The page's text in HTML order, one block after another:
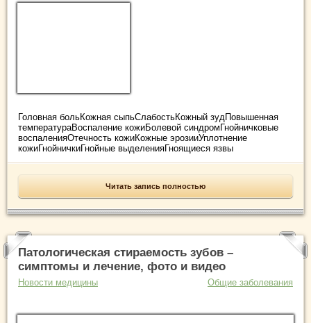
Головная больКожная сыпьСлабостьКожный зудПовышенная
температураВоспаление кожиБолевой синдромГнойничковые
воспаленияОтечность кожиКожные эрозииУплотнение
кожиГнойничкиГнойные выделенияГноящиеся язвы
Читать запись полностью
Патологическая стираемость зубов –
симптомы и лечение, фото и видео
Новости медицины Общие заболевания